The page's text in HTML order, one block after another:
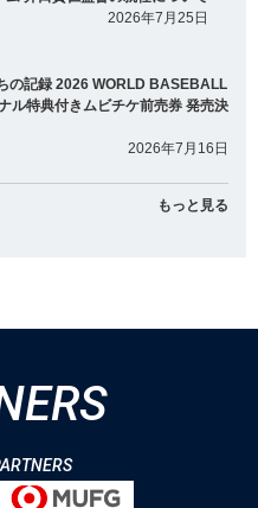
2026年7月25日
の記録 2026 WORLD BASEBALL
ル特典付きムビチケ前売券 発売決
2026年7月16日
もっと見る